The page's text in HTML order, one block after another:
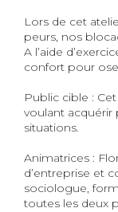
Lors de cet
peurs, nos
A l’aide
confort pour
Public cible :
voulant acquérir
situations.
Animatrices :
d’entreprise et
sociologue,
toutes les deux